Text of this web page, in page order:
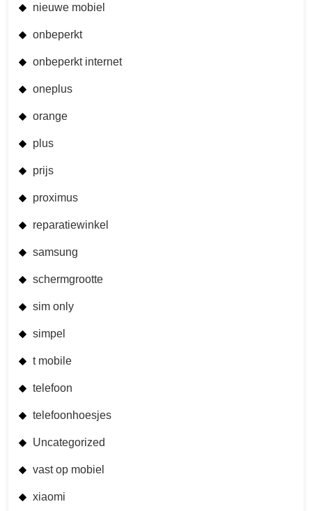
nieuwe mobiel
onbeperkt
onbeperkt internet
oneplus
orange
plus
prijs
proximus
reparatiewinkel
samsung
schermgrootte
sim only
simpel
t mobile
telefoon
telefoonhoesjes
Uncategorized
vast op mobiel
xiaomi